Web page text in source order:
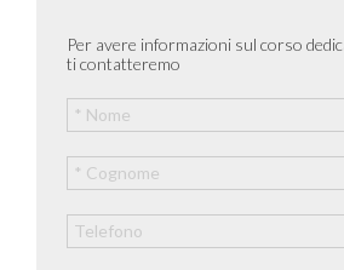
Per avere informazioni sul corso
ti contatteremo